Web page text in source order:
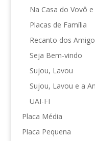
Na Casa do Vovô
Placas de Família
Recanto dos
Seja Bem-vindo
Sujou, Lavou
Sujou, Lavou e a
UAI-FI
Placa Média
Placa Pequena